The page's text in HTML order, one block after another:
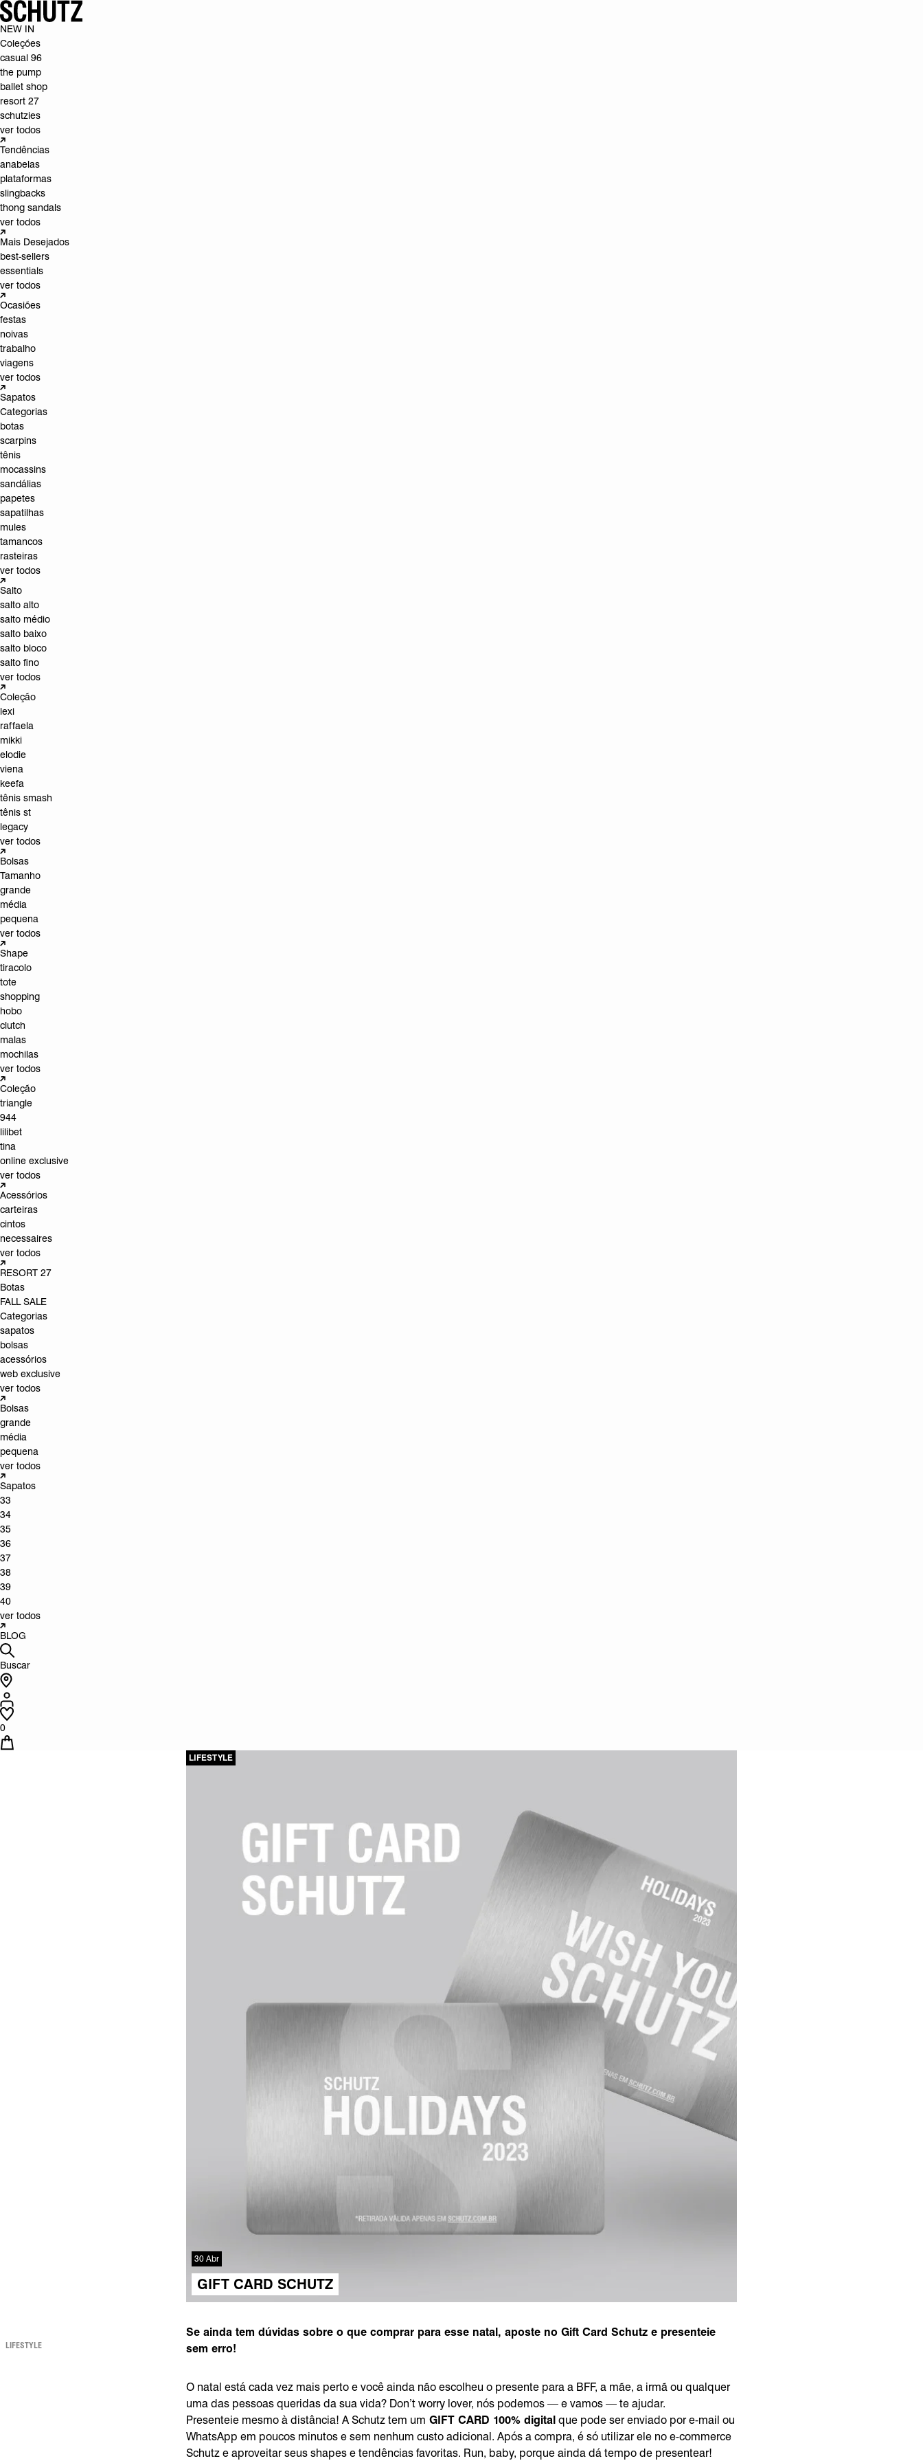
NEW IN
Coleções
casual 96
the pump
ballet shop
resort 27
schutzies
ver todos
Tendências
anabelas
plataformas
slingbacks
thong sandals
ver todos
Mais Desejados
best-sellers
essentials
ver todos
Ocasiões
festas
noivas
trabalho
viagens
ver todos
Sapatos
Categorias
botas
scarpins
tênis
mocassins
sandálias
papetes
sapatilhas
mules
tamancos
rasteiras
ver todos
Salto
salto alto
salto médio
salto baixo
salto bloco
salto fino
ver todos
Coleção
lexi
raffaela
mikki
elodie
viena
keefa
tênis smash
tênis st
legacy
ver todos
Bolsas
Tamanho
grande
média
pequena
ver todos
Shape
tiracolo
tote
shopping
hobo
clutch
malas
mochilas
ver todos
Coleção
triangle
944
lilibet
tina
online exclusive
ver todos
Acessórios
carteiras
cintos
necessaires
ver todos
RESORT 27
Botas
FALL SALE
Categorias
sapatos
bolsas
acessórios
web exclusive
ver todos
Bolsas
grande
média
pequena
ver todos
Sapatos
33
34
35
36
37
38
39
40
ver todos
BLOG
Buscar
0
30 Abr
LIFESTYLE
GIFT CARD SCHUTZ
LIFESTYLE
Se ainda tem dúvidas sobre o que comprar para esse natal, aposte no Gift Card Schutz e presenteie
sem erro!
O natal está cada vez mais perto e você ainda não escolheu o presente para a BFF, a mãe, a irmã ou qualquer
uma das pessoas queridas da sua vida? Don’t worry lover, nós podemos — e vamos — te ajudar.
Presenteie mesmo à distância! A Schutz tem um GIFT CARD 100% digital que pode ser enviado por e-mail ou
WhatsApp em poucos minutos e sem nenhum custo adicional. Após a compra, é só utilizar ele no e-commerce
Schutz e aproveitar seus shapes e tendências favoritas. Run, baby, porque ainda dá tempo de presentear!